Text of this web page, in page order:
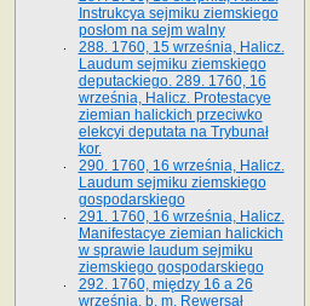
Instrukcya sejmiku ziemskiego
posłom na sejm walny
288. 1760, 15 września, Halicz.
Laudum sejmiku ziemskiego
deputackiego. 289. 1760, 16
września, Halicz. Protestacye
ziemian halickich przeciwko
elekcyi deputata na Trybunał
kor.
290. 1760, 16 września, Halicz.
Laudum sejmiku ziemskiego
gospodarskiego
291. 1760, 16 września, Halicz.
Manifestacye ziemian halickich
w sprawie laudum sejmiku
ziemskiego gospodarskiego
292. 1760, między 16 a 26
września, b. m. Rewersał